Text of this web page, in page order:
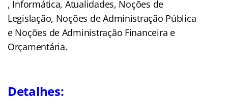
, Informática, Atualidades, Noções de
Legislação, Noções de Administração Pública
e Noções de Administração Financeira e
Orçamentária.
Detalhes: